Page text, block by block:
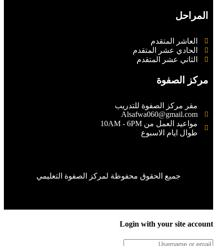
المراحل
العاشر المتقدم
الحادي عشر المتقدم
الثاني عشر المتقدم
مركز الصفوة
مقر مركز الصفوة للتدريب
Alsafwa060@gmail.com
مواعيد العمل من 10AM - 6PM
طوال ايام الاسبوع
جميع الحقوق محفوظة لمركز الصفوة التعليمي
Login with your site